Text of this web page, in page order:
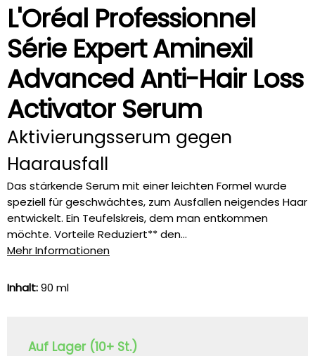
L'Oréal Professionnel
Série Expert Aminexil
Advanced Anti-Hair Loss
Activator Serum
Aktivierungsserum gegen
Haarausfall
Das stärkende Serum mit einer leichten Formel wurde
speziell für geschwächtes, zum Ausfallen neigendes Haar
entwickelt. Ein Teufelskreis, dem man entkommen
möchte. Vorteile Reduziert** den...
Mehr Informationen
Inhalt:90 ml
Auf Lager (10+ St.)